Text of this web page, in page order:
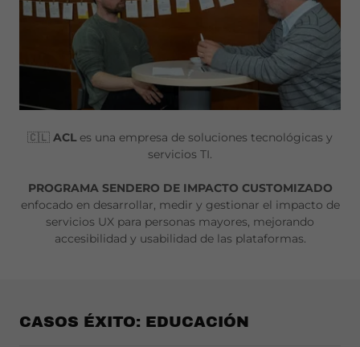
🇨🇱 ACL es una empresa de soluciones tecnológicas y
servicios TI.
PROGRAMA SENDERO DE IMPACTO CUSTOMIZADO
enfocado en desarrollar, medir y gestionar el impacto de
servicios UX para personas mayores, mejorando
accesibilidad y usabilidad de las plataformas.
CASOS ÉXITO: EDUCACIÓN